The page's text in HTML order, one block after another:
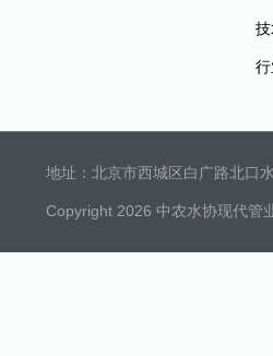
技
地址：北京市西城区白广路北口
Copyright 2026 中农水协现代管